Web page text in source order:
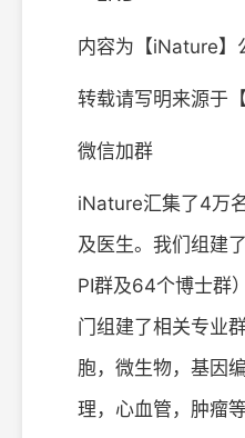
内容为【iNature】
转载请写明来源于
微信加群
iNature汇集了4万
及医生。我们组建
PI群及64个博士群
门组建了相关专业
胞，微生物，基因
理，心血管，肿瘤